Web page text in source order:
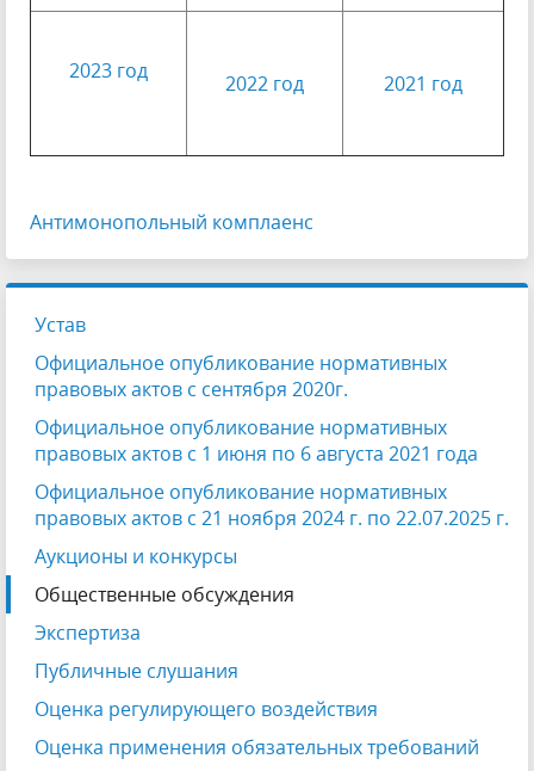
2023 год 2022 год 2021 год
Антимонопольный комплаенс
Устав
Официальное опубликование нормативных
правовых актов с сентября 2020г.
Официальное опубликование нормативных
правовых актов с 1 июня по 6 августа 2021 года
Официальное опубликование нормативных
правовых актов с 21 ноября 2024 г. по 22.07.2025 г.
Аукционы и конкурсы
Общественные обсуждения
Экспертиза
Публичные слушания
Оценка регулирующего воздействия
Оценка применения обязательных требований